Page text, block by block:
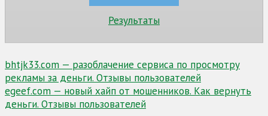
Результаты
Навигация
по
записям
bhtjk33.com — разоблачение сервиса по просмотру
рекламы за деньги. Отзывы пользователей
egeef.com — новый хайп от мошенников. Как вернуть
деньги. Отзывы пользователей